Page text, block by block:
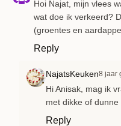
Hoi Najat, mijn vlees
wat doe ik verkeerd?
(groentes en
Reply
NajatsKeuken8 jaar
Hi Anisak, mag ik
met dikke of
Reply